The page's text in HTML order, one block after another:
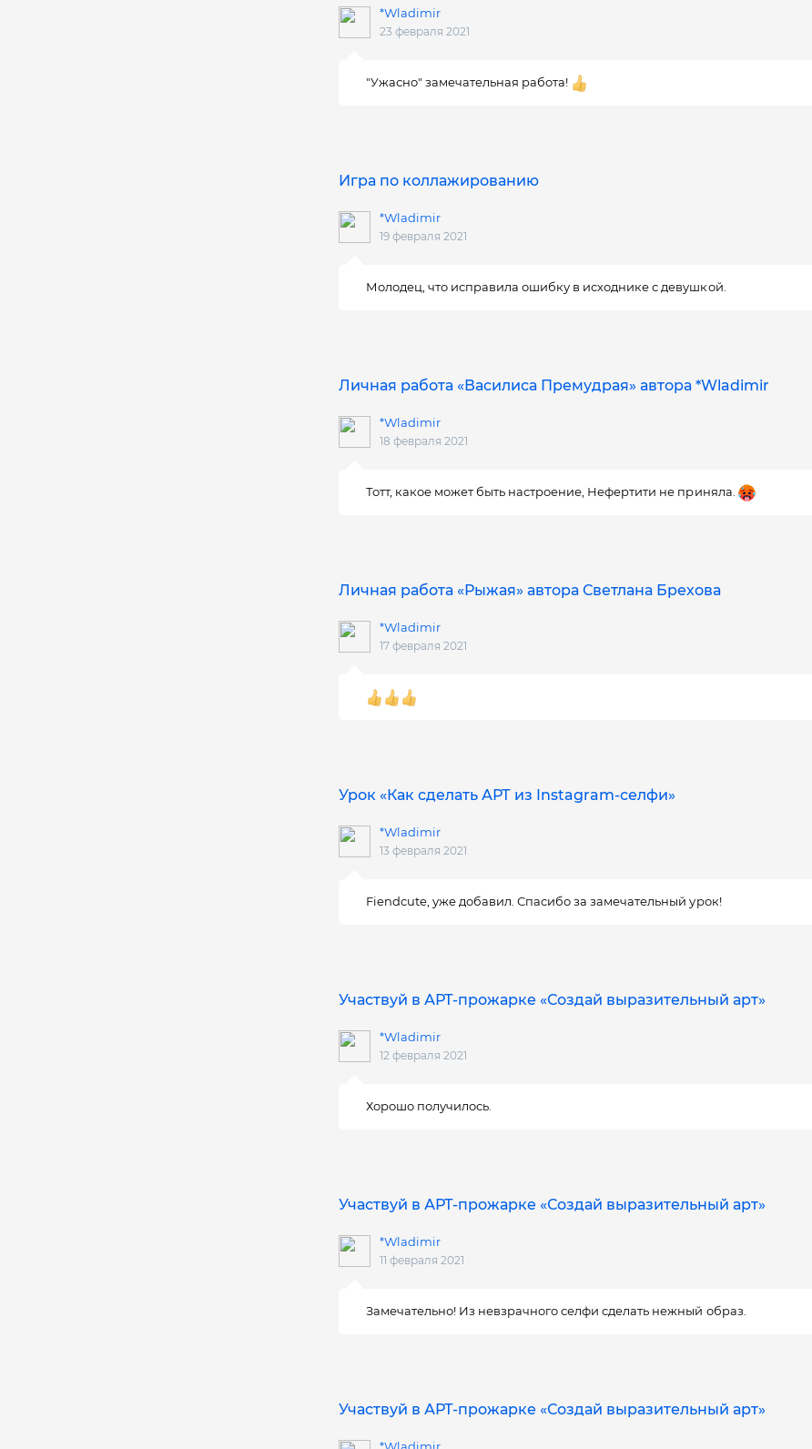
*Wladimir
23 февраля 2021
"Ужасно" замечательная работа!
Игра по коллажированию
*Wladimir
19 февраля 2021
Молодец, что исправила ошибку в исходнике с девушкой.
Личная работа «Василиса Премудрая» автора *Wladimir
*Wladimir
18 февраля 2021
Тотт, какое может быть настроение, Нефертити не приняла.
Личная работа «Рыжая» автора Светлана Брехова
*Wladimir
17 февраля 2021
Урок «Как сделать АРТ из Instagram-селфи»
*Wladimir
13 февраля 2021
Fiendcute, уже добавил. Спасибо за замечательный урок!
Участвуй в АРТ-прожарке «Создай выразительный арт»
*Wladimir
12 февраля 2021
Хорошо получилось.
Участвуй в АРТ-прожарке «Создай выразительный арт»
*Wladimir
11 февраля 2021
Замечательно! Из невзрачного селфи сделать нежный образ.
Участвуй в АРТ-прожарке «Создай выразительный арт»